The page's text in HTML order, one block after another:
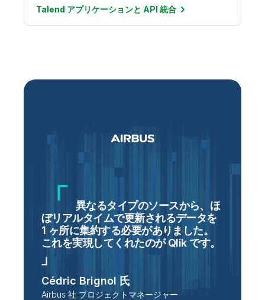
Talend アプリケーションと API 統合
異なるタイプのソースから、ほ
ぼリアルタイムで更新されるデータを
1 ヶ所に集約する必要がありました。
これを実現してくれたのが Qlik です。
Cédric Brignol 氏
Airbus 社 プロジェクトマネージャー